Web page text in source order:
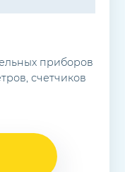
приборов
счетчиков